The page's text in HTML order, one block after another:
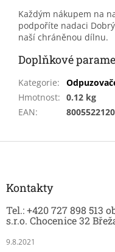
Každým nákupem na
podpoříte nadaci
naší chráněnou dílnu.
Doplňkové
Kategorie:
Hmotnost: 0.12 kg
EAN:
Z
Kontakty
Tel.: +420 727 898 513
s.r.o. Chocenice 32
9.8.2021